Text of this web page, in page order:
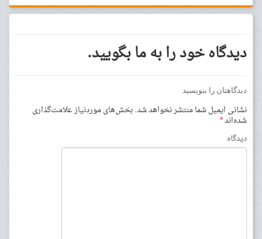
دیدگاه خود را به ما بگویید.
دیدگاهتان را بنویسید
نشانی ایمیل شما منتشر نخواهد شد.بخش‌های موردنیاز علامت‌گذاری
شده‌اند*
دیدگاه